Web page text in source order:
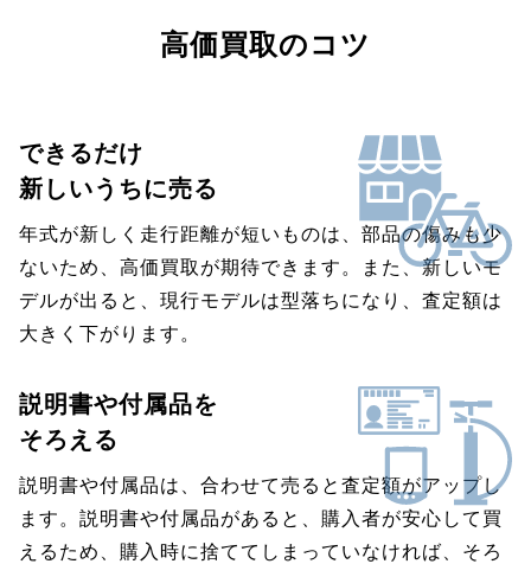
高価買取のコツ
できるだけ
新しいうちに売る
年式が新しく走行距離が短いものは、部品の傷みも少
ないため、高価買取が期待できます。また、新しいモ
デルが出ると、現行モデルは型落ちになり、査定額は
大きく下がります。
説明書や付属品を
そろえる
説明書や付属品は、合わせて売ると査定額がアップし
ます。説明書や付属品があると、購入者が安心して買
えるため、購入時に捨ててしまっていなければ、そろ